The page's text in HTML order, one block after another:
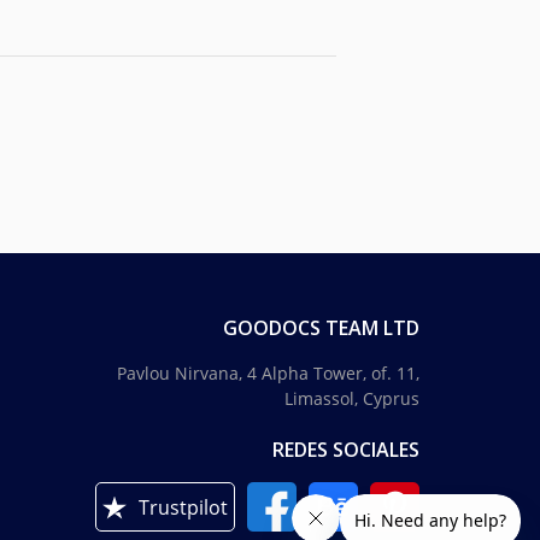
GOODOCS TEAM LTD
Pavlou Nirvana, 4 Alpha Tower, of. 11,
Limassol, Cyprus
REDES SOCIALES
Trustpilot